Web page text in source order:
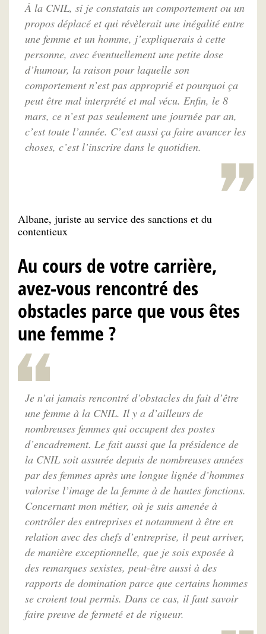
À la CNIL, si je constatais un comportement ou un
propos déplacé et qui révèlerait une inégalité entre
une femme et un homme, j’expliquerais à cette
personne, avec éventuellement une petite dose
d’humour, la raison pour laquelle son
comportement n’est pas approprié et pourquoi ça
peut être mal interprété et mal vécu. Enfin, le 8
mars, ce n’est pas seulement une journée par an,
c’est toute l’année. C’est aussi ça faire avancer les
choses, c’est l’inscrire dans le quotidien.
Albane, juriste au service des sanctions et du
contentieux
Au cours de votre carrière,
avez-vous rencontré des
obstacles parce que vous êtes
une femme ?
Je n’ai jamais rencontré d’obstacles du fait d’être
une femme à la CNIL. Il y a d’ailleurs de
nombreuses femmes qui occupent des postes
d’encadrement. Le fait aussi que la présidence de
la CNIL soit assurée depuis de nombreuses années
par des femmes après une longue lignée d’hommes
valorise l’image de la femme à de hautes fonctions.
Concernant mon métier, où je suis amenée à
contrôler des entreprises et notamment à être en
relation avec des chefs d’entreprise, il peut arriver,
de manière exceptionnelle, que je sois exposée à
des remarques sexistes, peut-être aussi à des
rapports de domination parce que certains hommes
se croient tout permis. Dans ce cas, il faut savoir
faire preuve de fermeté et de rigueur.